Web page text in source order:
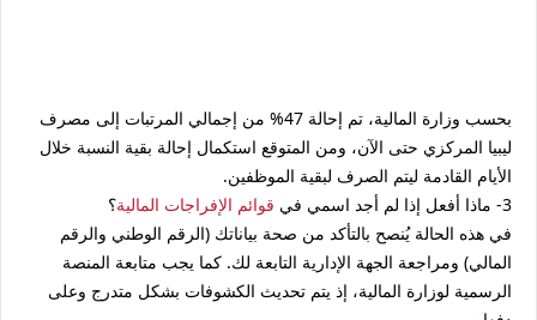
بحسب وزارة المالية، تم إحالة 47% من إجمالي المرتبات إلى مصرف
ليبيا المركزي حتى الآن، ومن المتوقع استكمال إحالة بقية النسبة خلال
الأيام القادمة ليتم الصرف لبقية الموظفين.
3- ماذا أفعل إذا لم أجد اسمي في
قوائم الإفراجات المالية؟
في هذه الحالة يُنصح بالتأكد من صحة بياناتك (الرقم الوطني والرقم
المالي) ومراجعة الجهة الإدارية التابعة لك. كما يجب متابعة المنصة
الرسمية لوزارة المالية، إذ يتم تحديث الكشوفات بشكل متدرج وعلى